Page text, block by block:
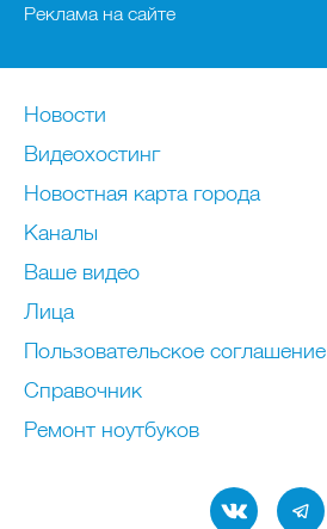
Реклама на сайте
Новости
Видеохостинг
Новостная карта города
Каналы
Ваше видео
Лица
Пользовательское соглашение
Справочник
Ремонт нoутбуков